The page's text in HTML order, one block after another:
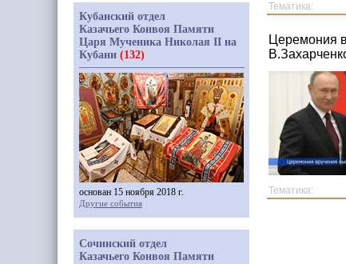
Тематика:
Церемония
Тематика:
Кубанский отдел
Казачьего Конвоя Памяти
Царя Мученика Николая II на
Кубани (132)
основан 15 ноября 2018 г.
Другие события
Сочинский отдел
Казачьего Конвоя Памяти